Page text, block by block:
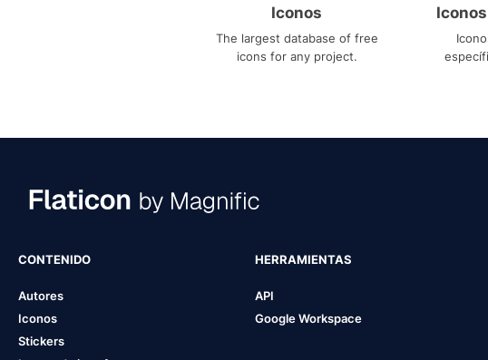
Iconos
The largest database of free
icons for any project.
CONTENIDO
Autores
Iconos
Stickers
HERRAMIENTAS
API
Google Workspace